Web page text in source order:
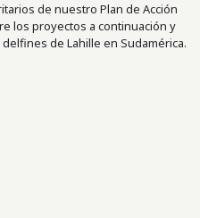
de nuestro Plan de Acción
los proyectos a continuación y
de Lahille en Sudamérica.